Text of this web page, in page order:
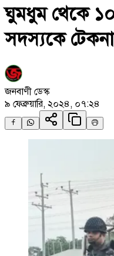
ঘুমধুম থেকে
সদস্যকে
জনবাণী ডেস্ক
৯ ফেব্রুয়ারি, ২০২৪, ০৭:২৪